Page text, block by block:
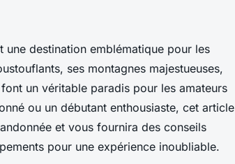
une destination emblématique pour les
ses montagnes majestueuses,
un véritable paradis pour les amateurs
ou un débutant enthousiaste, cet article
et vous fournira des conseils
pour une expérience inoubliable.